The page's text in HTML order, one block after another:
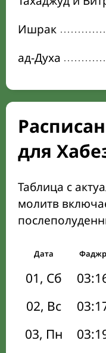
Ишрак
ад-Духа
для
Таблица с
молитв
Дата Фаджр
01, Сб
02, Вс
03, Пн